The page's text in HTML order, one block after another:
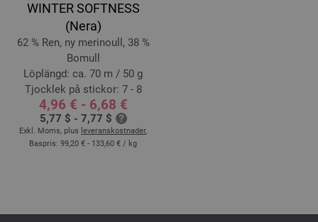
WINTER SOFTNESS
(Nera)
62 % Ren, ny merinoull, 38 %
Bomull
Löplängd: ca. 70 m / 50 g
Tjocklek på stickor: 7 - 8
4,96 € - 6,68 €
5,77 $ - 7,77 $
Exkl. Moms, plus leveranskostnader,
Baspris: 99,20 € - 133,60 € / kg